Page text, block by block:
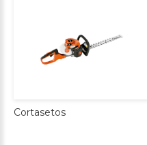
Cortasetos